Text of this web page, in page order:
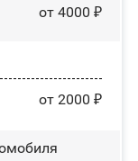
от 4000 ₽
от 2000 ₽